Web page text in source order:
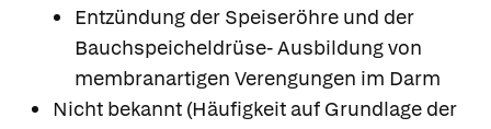
Entzündung der Speiseröhre und der
Bauchspeicheldrüse- Ausbildung von
membranartigen Verengungen im Darm
Nicht bekannt (Häufigkeit auf Grundlage der